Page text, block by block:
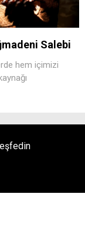
Salebi
hem içimizi